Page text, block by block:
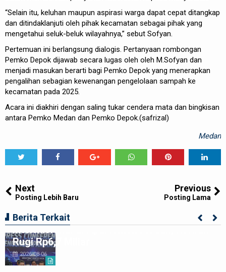
“Selain itu, keluhan maupun aspirasi warga dapat cepat ditangkap
dan ditindaklanjuti oleh pihak kecamatan sebagai pihak yang
mengetahui seluk-beluk wilayahnya,” sebut Sofyan.
Pertemuan ini berlangsung dialogis. Pertanyaan rombongan
Pemko Depok dijawab secara lugas oleh oleh M.Sofyan dan
menjadi masukan berarti bagi Pemko Depok yang menerapkan
pengalihan sebagian kewenangan pengelolaan sampah ke
kecamatan pada 2025.
Acara ini diakhiri dengan saling tukar cendera mata dan bingkisan
antara Pemko Medan dan Pemko Depok.(safrizal)
Medan
Next
Posting Lebih Baru
Previous
Posting Lama
Berita Terkait
Poldasu Bongkar Sindikat Scamming
Internasional di Apartemen Medan, Korban
Rugi Rp6,7 Miliar
2026-08-06